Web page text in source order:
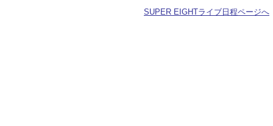
SUPER EIGHTライブ日程ページへ